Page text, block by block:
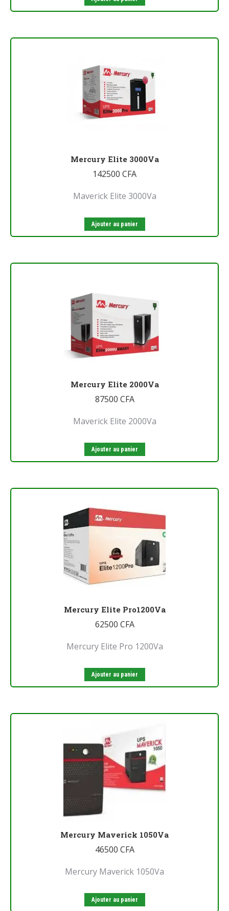
Mercury Elite 3000Va
142500 CFA
Maverick Elite 3000Va
Ajouter au panier
Mercury Elite 2000Va
87500 CFA
Maverick Elite 2000Va
Ajouter au panier
Mercury Elite Pro1200Va
62500 CFA
Mercury Elite Pro 1200Va
Ajouter au panier
Mercury Maverick 1050Va
46500 CFA
Mercury Maverick 1050Va
Ajouter au panier